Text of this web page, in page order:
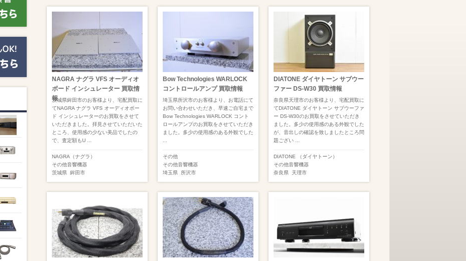
NAGRA ナグラ VFS オーディオ
ボード インシュレーター 買取情
報
茨城県鉾田市のお客様より、宅配買取に
てNAGRA ナグラ VFS オーディオボー
ド インシュレーターのお買取をさせて
いただきました。拝見させていただいた
ところ、使用感の少ない美品でしたの
で、査定額もU ...
NAGRA（ナグラ）
その他音響機器
茨城県 鉾田市
Bow Technologies WARLOCK
コントロールアンプ 買取情報
埼玉県所沢市のお客様より、お電話にて
お問い合わせいただき、早速ご自宅まで
Bow Technologies WARLOCK コント
ロールアンプのお買取をさせていただき
ました。多少の使用感のある外観でした
その他
その他音響機器
埼玉県
所沢市
DIATONE ダイヤトーン サブウー
ファー DS-W30 買取情報
奈良県天理市のお客様より、宅配買取に
てDIATONE ダイヤトーン サブウーファ
ー DS-W30のお買取をさせていただき
ました。多少の使用感のある外観でした
が、音出しの確認を致しましたところ問
題ござい ...
DIATONE （ダイヤトーン）
その他音響機器
奈良県
天理市